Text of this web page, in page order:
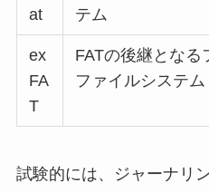
at
テム
ex
FA
T
FATの後継となる
ファイルシステム
試験的には、ジャーナリ